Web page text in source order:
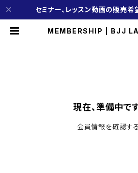
セミナー、レッスン動画の販売希
MEMBERSHIP | BJJ LAB
現在、準備中です
会員情報を確認する